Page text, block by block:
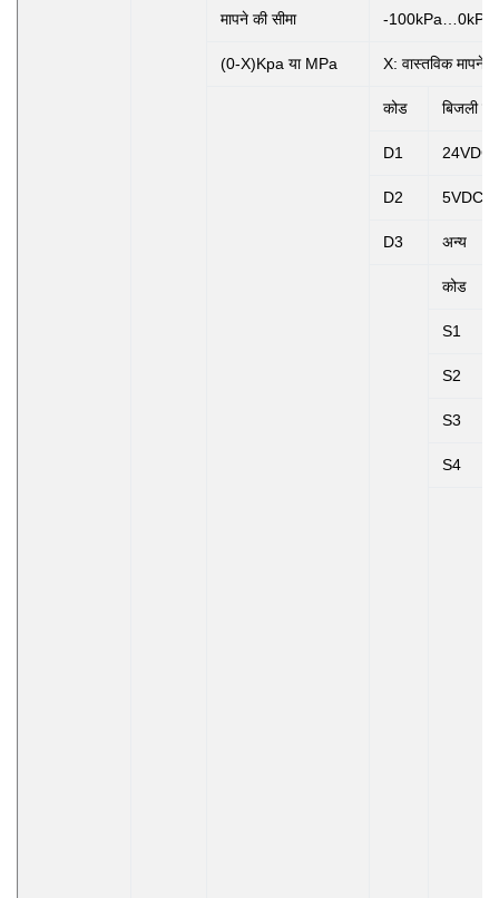
मापने की सीमा -100kPa…0kPa
(0-X)Kpa या MPa X: वास्तविक मापने
कोड बिजली की
D1 24VDC
D2 5VDC
D3 अन्य
कोड
S1
S2
S3
S4